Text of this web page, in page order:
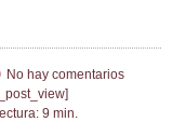
No hay comentarios
9 min.